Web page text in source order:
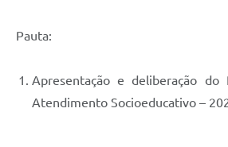
Pauta:
Apresentação e deliberação do
Atendimento Socioeducativo –